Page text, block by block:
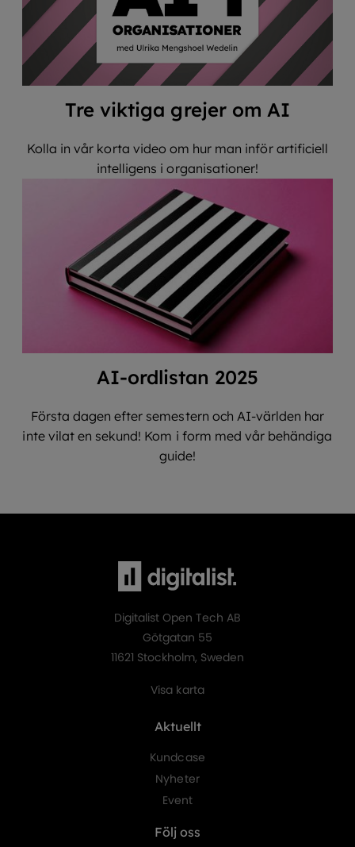
Tre viktiga grejer om AI
Kolla in vår korta video om hur man inför artificiell
intelligens i organisationer!
AI-ordlistan 2025
Första dagen efter semestern och AI-världen har
inte vilat en sekund! Kom i form med vår behändiga
guide!
Digitalist Open Tech AB
Götgatan 55
11621 Stockholm, Sweden
Visa karta
Aktuellt
Kundcase
Nyheter
Event
Följ oss